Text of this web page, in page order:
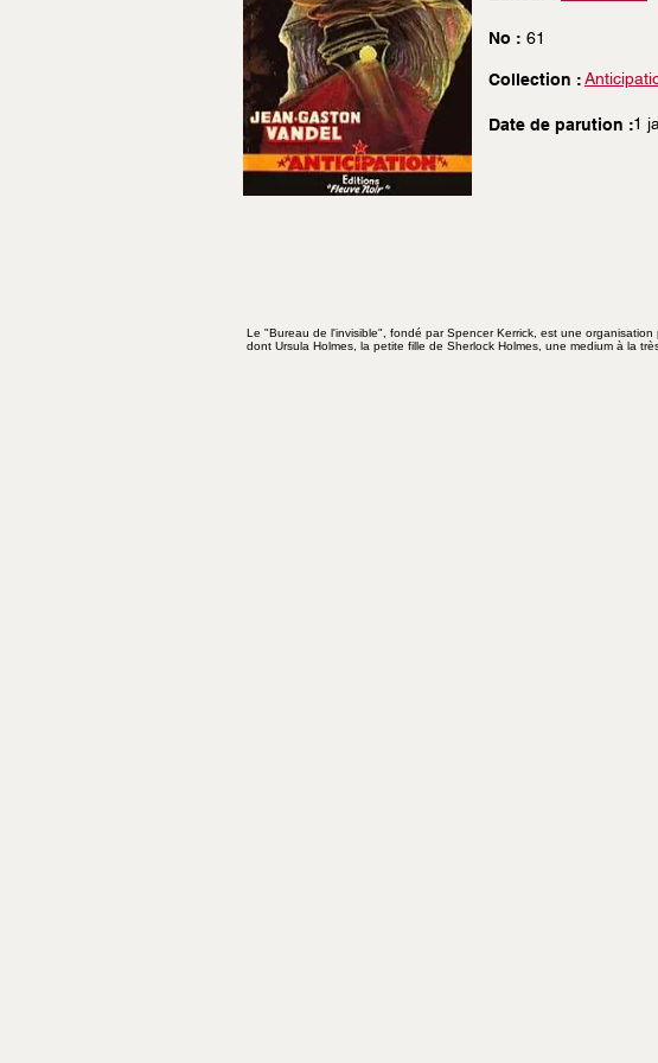
No : 61
Collection :
Date de parution :1
Le "Bureau de l'invisible", fondé par Spencer Kerrick, est une
dont Ursula Holmes, la petite fille de Sherlock Holmes, une medium à la